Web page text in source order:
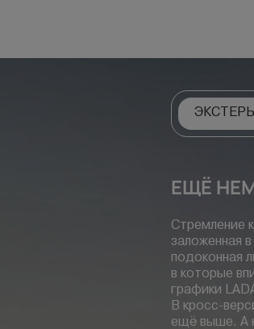
ЕЩЁ
Стремление
заложенная
подоконная
в которые
графики
В кросс-
ещё выше. А